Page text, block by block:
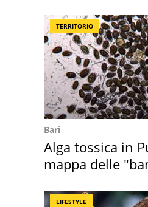
TERRITORIO
Bari
Alga tossica in
mappa delle
LIFESTYLE